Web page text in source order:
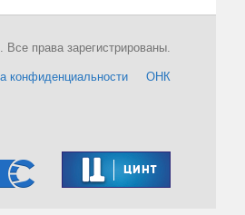
конфиденциальности ОНК
права зарегистрированы.